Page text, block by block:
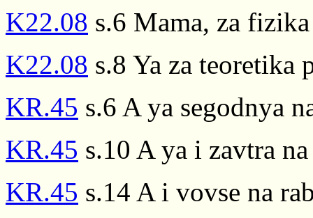
K22.08 s.6 Mama, za
K22.08 s.8 Ya za teoretika
KR.45 s.6 A ya segodnya
KR.45 s.10 A ya i zavtra
KR.45 s.14 A i vovse na